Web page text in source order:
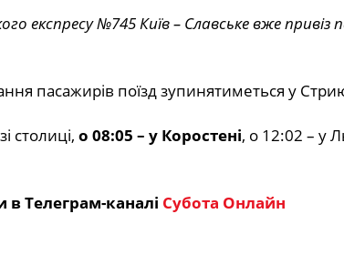
експресу №745 Київ – Славське вже привіз
пасажирів поїзд зупинятиметься у
столиці, о 08:05 – у Коростені, о 12:02 – у
Телеграм-каналі Субота Онлайн